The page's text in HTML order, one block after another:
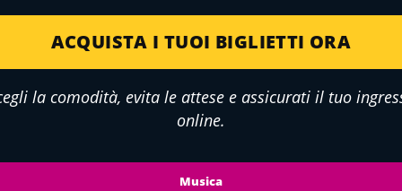
ACQUISTA I TUOI BIGLIETTI ORA
la comodità, evita le attese e assicurati il tuo
online.
Musica